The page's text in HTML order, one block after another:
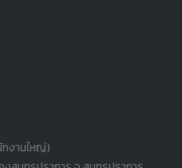
งานใหญ่)